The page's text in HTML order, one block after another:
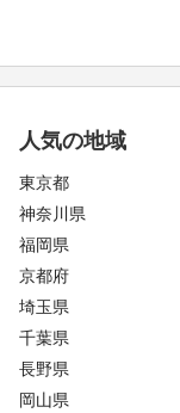
人気の地域
東京都
神奈川県
福岡県
京都府
埼玉県
千葉県
長野県
岡山県